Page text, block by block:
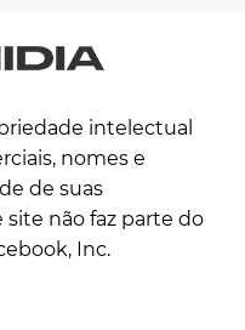
intelectual
nomes e
de suas
site não faz parte do
Inc.